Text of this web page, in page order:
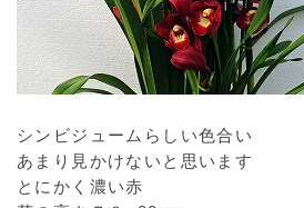
シンビジュームらしい色合い
あまり見かけないと思います
とにかく濃い赤